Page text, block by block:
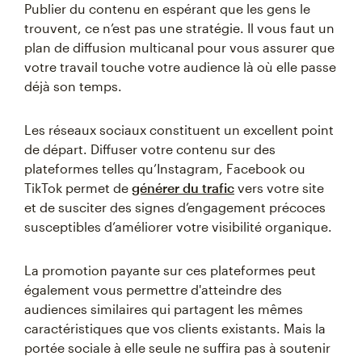
Publier du contenu en espérant que les gens le
trouvent, ce n’est pas une stratégie. Il vous faut un
plan de diffusion multicanal pour vous assurer que
votre travail touche votre audience là où elle passe
déjà son temps.
Les réseaux sociaux constituent un excellent point
de départ. Diffuser votre contenu sur des
plateformes telles qu’Instagram, Facebook ou
TikTok permet de générer du trafic vers votre site
et de susciter des signes d’engagement précoces
susceptibles d’améliorer votre visibilité organique.
La promotion payante sur ces plateformes peut
également vous permettre d'atteindre des
audiences similaires qui partagent les mêmes
caractéristiques que vos clients existants. Mais la
portée sociale à elle seule ne suffira pas à soutenir